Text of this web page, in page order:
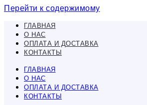
Перейти к содержимому
ГЛАВНАЯ
О НАС
ОПЛАТА И ДОСТАВКА
КОНТАКТЫ
ГЛАВНАЯ
О НАС
ОПЛАТА И ДОСТАВКА
КОНТАКТЫ